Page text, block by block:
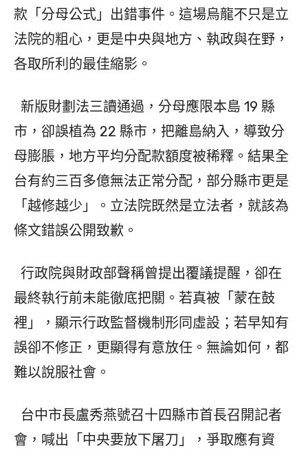
款「分母公式」出錯事件。這場烏龍不只是立
法院的粗心，更是中央與地方、執政與在野，
各取所利的最佳縮影。
新版財劃法三讀通過，分母應限本島 19 縣
市，卻誤植為 22 縣市，把離島納入，導致分
母膨脹，地方平均分配款額度被稀釋。結果全
台有約三百多億無法正常分配，部分縣市更是
「越修越少」。立法院既然是立法者，就該為
條文錯誤公開致歉。
行政院與財政部聲稱曾提出覆議提醒，卻在
最終執行前未能徹底把關。若真被「蒙在鼓
裡」，顯示行政監督機制形同虛設；若早知有
誤卻不修正，更顯得有意放任。無論如何，都
難以說服社會。
台中市長盧秀燕號召十四縣市首長召開記者
會，喊出「中央要放下屠刀」，爭取應有資